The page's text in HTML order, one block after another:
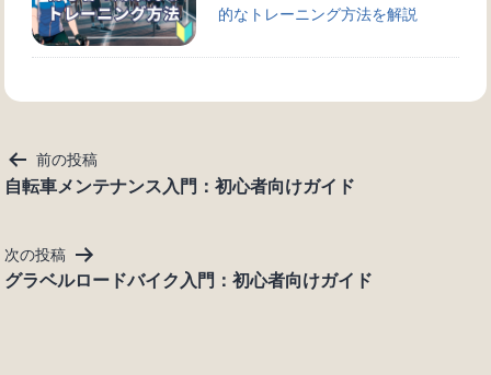
的なトレーニング方法を解説
投
稿
ゲ
ー
前の投稿
自転車メンテナンス入門：初心者向けガイド
次の投稿
グラベルロードバイク入門：初心者向けガイド